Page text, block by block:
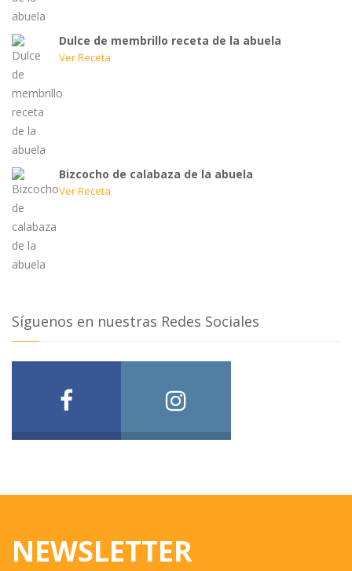
Dulce de membrillo receta de la abuela
Ver Receta
Bizcocho de calabaza de la abuela
Ver Receta
Síguenos en nuestras Redes Sociales
NEWSLETTER